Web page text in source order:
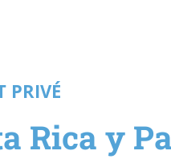
PRIVÉ
Rica y